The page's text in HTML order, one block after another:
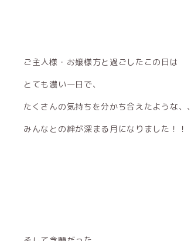
ご主人様・お嬢様方と過ごしたこの日は
とても濃い一日で、
たくさんの気持ちを分かち合えたような、、
みんなとの絆が深まる月になりました！！